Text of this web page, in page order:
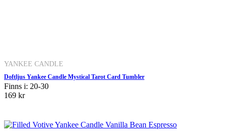
YANKEE CANDLE
Doftljus Yankee Candle Mystical Tarot Card Tumbler
Finns i: 20-30
169 kr